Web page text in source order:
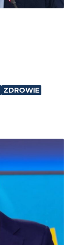
ZDROWIE